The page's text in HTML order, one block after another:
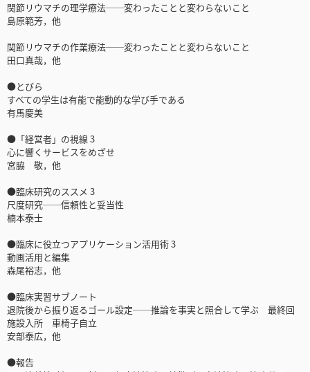
関節リウマチの理学療法──変わったことと変わらないこと
島原範芳，他
関節リウマチの作業療法──変わったことと変わらないこと
田口真哉，他
●とびら
すべての学生は有能で能動的な学び手である
有馬慶美
●「経営者」の視線 3
心に響くサービスをめざせ
宮脇 敬，他
●臨床研究のススメ 3
尺度研究──信頼性と妥当性
楠本泰士
●臨床に役立つアプリケーション活用術 3
動画活用と編集
森尾裕志，他
●臨床実習サブノート
退院後から振り返るゴール設定──推論を事実と照合して学ぶ 最終回
施設入所 車椅子自立
安部泰広，他
●報告